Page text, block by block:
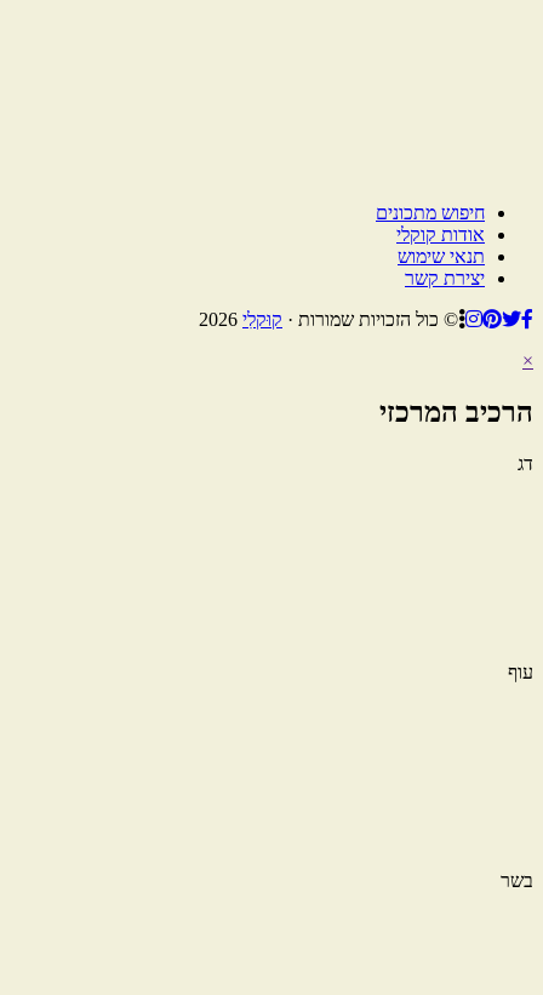
חיפוש מתכונים
אודות קוקלי
תנאי שימוש
יצירת קשר
© כול הזכויות שמורות · קוּקלִי
×
הרכיב המרכזי
דג
עוף
בשר